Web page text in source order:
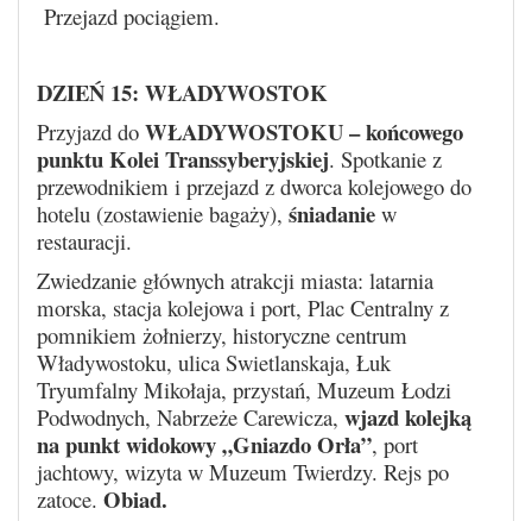
Przejazd pociągiem.
DZIEŃ 15: WŁADYWOSTOK
Przyjazd do WŁADYWOSTOKU – końcowego
punktu Kolei Transsyberyjskiej. Spotkanie z
przewodnikiem i przejazd z dworca kolejowego do
hotelu (zostawienie bagaży), śniadanie w
restauracji.
Zwiedzanie głównych atrakcji miasta: latarnia
morska, stacja kolejowa i port, Plac Centralny z
pomnikiem żołnierzy, historyczne centrum
Władywostoku, ulica Swietlanskaja, Łuk
Tryumfalny Mikołaja, przystań, Muzeum Łodzi
Podwodnych, Nabrzeże Carewicza, wjazd kolejką
na punkt widokowy „Gniazdo Orła”, port
jachtowy, wizyta w Muzeum Twierdzy. Rejs po
zatoce. Obiad.